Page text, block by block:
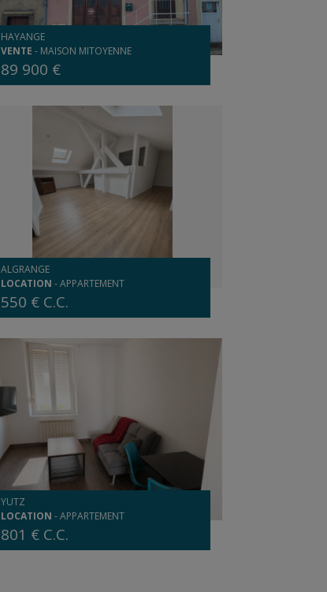
HAYANGE
VENTE - MAISON MITOYENNE
89 900 €
ALGRANGE
LOCATION -APPARTEMENT
550 € C.C.
YUTZ
LOCATION -APPARTEMENT
801 € C.C.